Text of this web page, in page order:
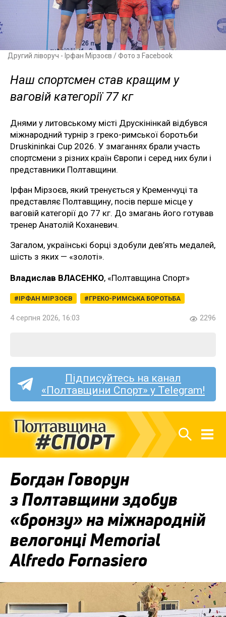
Другий ліворуч - Ірфан Мірзоєв / Фото з Facebook
Наш спортсмен став кращим у
ваговій категорії 77 кг
Днями у литовському місті Друскінінкай відбувся
міжнародний турнір з греко-римської боротьби
Druskininkai Cup 2026. У змаганнях брали участь
спортсмени з різних країн Європи і серед них були і
представники Полтавщини.
Ірфан Мірзоєв, який тренується у Кременчуці та
представляє Полтавщину, посів перше місце у
ваговій категорії до 77 кг. До змагань його готував
тренер Анатолій Коханевич.
Загалом, українські борці здобули дев’ять медалей,
шість з яких — «золоті».
Владислав ВЛАСЕНКО, «Полтавщина Спорт»
ІРФАН МІРЗОЄВ ГРЕКО-РИМСЬКА БОРОТЬБА
4 серпня 2026, 16:03 2296
Підписуйтесь на канал
«Полтавщини Спорт» у Telegram!
Богдан Говорун
з Полтавщини здобув
«бронзу» на міжнародній
велогонці Memorial
Alfredo Fornasiero